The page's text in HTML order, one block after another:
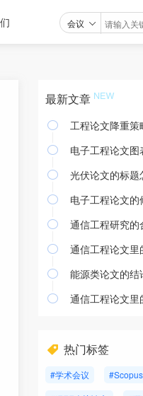
会议 
最新文章
 工程论文降重策
 电子工程论文图表
 光伏论文的标题
 电子工程论文的修
 通信工程研究的合
 通信工程论文里
 能源类论文的结
 通信工程论文里
热门标签
#学术会议